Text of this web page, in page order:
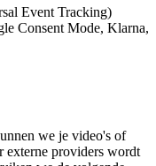
Event Tracking)
Consent Mode, Klarna,
we je video's of
externe providers wordt